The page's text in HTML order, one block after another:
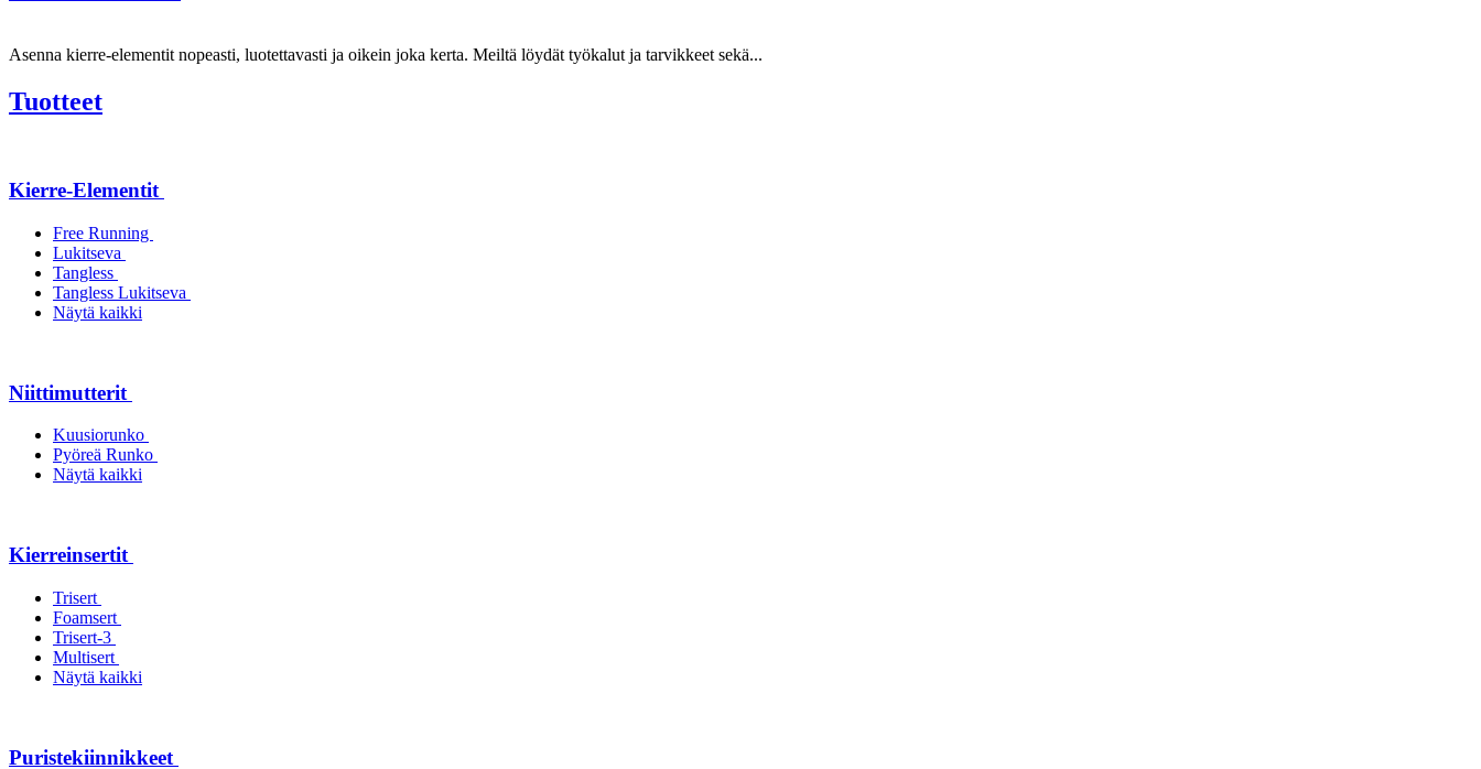
Asenna kierre-elementit nopeasti, luotettavasti ja oikein joka kerta. Meiltä löydät työkalut ja tarvikkeet sekä...
Tuotteet
Kierre-Elementit
Free Running
Lukitseva
Tangless
Tangless Lukitseva
Näytä kaikki
Niittimutterit
Kuusiorunko
Pyöreä Runko
Näytä kaikki
Kierreinsertit
Trisert
Foamsert
Trisert-3
Multisert
Näytä kaikki
Puristekiinnikkeet